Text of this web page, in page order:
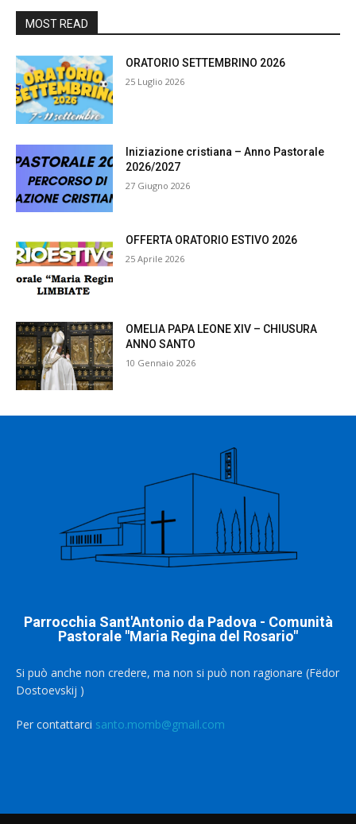
MOST READ
ORATORIO SETTEMBRINO 2026
25 Luglio 2026
Iniziazione cristiana – Anno Pastorale
2026/2027
27 Giugno 2026
OFFERTA ORATORIO ESTIVO 2026
25 Aprile 2026
OMELIA PAPA LEONE XIV – CHIUSURA
ANNO SANTO
10 Gennaio 2026
Parrocchia Sant'Antonio da Padova - Comunità
Pastorale "Maria Regina del Rosario"
Si può anche non credere, ma non si può non ragionare (Fëdor
Dostoevskij )
Per contattarci santo.momb@gmail.com